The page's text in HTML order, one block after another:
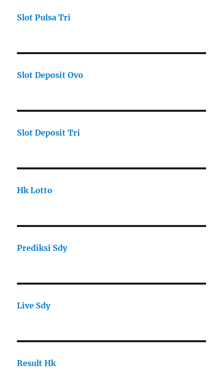
Slot Pulsa Tri
Slot Deposit Ovo
Slot Deposit Tri
Hk Lotto
Prediksi Sdy
Live Sdy
Result Hk